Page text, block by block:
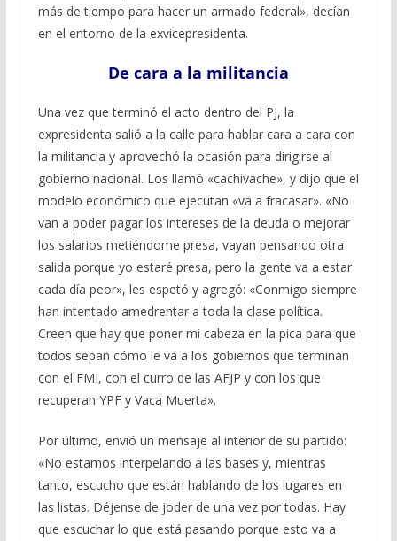
más de tiempo para hacer un armado federal», decían
en el entorno de la exvicepresidenta.
De cara a la militancia
Una vez que terminó el acto dentro del PJ, la
expresidenta salió a la calle para hablar cara a cara con
la militancia y aprovechó la ocasión para dirigirse al
gobierno nacional. Los llamó «cachivache», y dijo que el
modelo económico que ejecutan «va a fracasar». «No
van a poder pagar los intereses de la deuda o mejorar
los salarios metiéndome presa, vayan pensando otra
salida porque yo estaré presa, pero la gente va a estar
cada día peor», les espetó y agregó: «Conmigo siempre
han intentado amedrentar a toda la clase política.
Creen que hay que poner mi cabeza en la pica para que
todos sepan cómo le va a los gobiernos que terminan
con el FMI, con el curro de las AFJP y con los que
recuperan YPF y Vaca Muerta».
Por último, envió un mensaje al interior de su partido:
«No estamos interpelando a las bases y, mientras
tanto, escucho que están hablando de los lugares en
las listas. Déjense de joder de una vez por todas. Hay
que escuchar lo que está pasando porque esto va a